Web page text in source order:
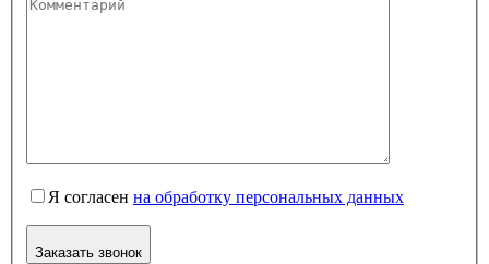
Я согласен на обработку персональных данных
Заказать звонок